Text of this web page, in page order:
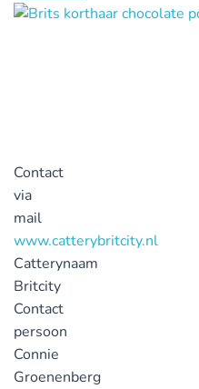
Contact
via
mail
www.catterybritcity.nl
Catterynaam
Britcity
Contact
persoon
Connie
Groenenberg